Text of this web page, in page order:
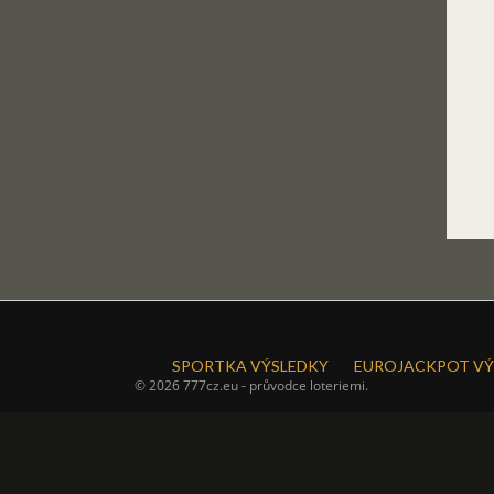
SPORTKA VÝSLEDKY EUROJACKPOT
© 2026 777cz.eu - průvodce loteriemi.